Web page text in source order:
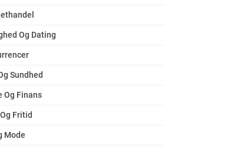
Og Dating
Sundhed
Og Finans
Fritid
Mode